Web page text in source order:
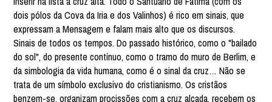
dois pólos da Cova da Iria e dos Valinhos) é rico em sinais, que
expressam a Mensagem e falam mais alto que os discursos.
Sinais de todos os tempos. Do passado histórico, como o "bailado
do sol", do presente contínuo, como o tramo do muro de Berlim, e
da simbologia da vida humana, como é o sinal da cruz… Não se
trata de um símbolo exclusivo do cristianismo. Os cristãos
benzem-se, organizam procissões com a cruz alçada, recebem os